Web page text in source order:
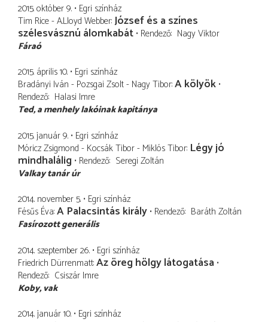
2015. október 9. Egri színház
Tim Rice - A.Lloyd Webber József és a színes
szélesvásznú álomkabát Rendező Nagy Viktor
Fáraó
2015. április 10. Egri színház
Bradányi Iván - Pozsgai Zsolt - Nagy Tibor A kölyök
Rendező Halasi Imre
Ted a menhely lakóinak kapitánya
2015. január 9. Egri színház
Móricz Zsigmond - Kocsák Tibor - Miklós Tibor Légy jó
mindhalálig Rendező Seregi Zoltán
Valkay tanár úr
2014. november 5. Egri színház
Fésűs Éva A Palacsintás király Rendező Baráth Zoltán
Fasírozott generális
2014. szeptember 26. Egri színház
Friedrich Dürrenmatt Az öreg hölgy látogatása
Rendező Csiszár Imre
Koby vak
2014. január 10. Egri színház